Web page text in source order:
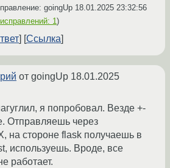
goingUp 18.01.2025 23:32:56
исправлений: 1)
Ссылка
от goingUp 18.01.2025
я попробовал. Везде +-
Отправляешь через
на стороне flask получаешь в
используешь. Вроде, все
работает.